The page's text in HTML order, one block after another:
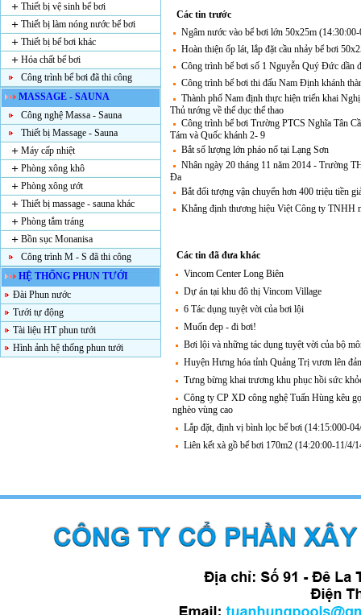
Thiết bị vệ sinh bể bơi
Thiết bị làm nóng nước bể bơi
Thiết bị bể bơi khác
Hóa chất bể bơi
Công trình bể bơi đã thi công
MASSAGE - SAUNA
Công nghệ Massa - Sauna
Thiết bị Massage - Sauna
Máy cấp nhiệt
Phòng xông khô
Phòng xông ướt
Thiết bị massage - sauna khác
Phòng tắm tráng
Bồn sục Monanisa
Công trình M - S đã thi công
HỆ THỐNG PHUN TƯỚI
Đài Phun nước
Tưới tự động
Tài liệu HT phun tưới
Hình ảnh hệ thống phun tưới
Các tin trước
Ngâm nước vào bể bơi lớn 50x25m
Hoàn thiện ốp lát, lắp đặt cầu nhảy bể bơi
Công trình bể bơi số 1 Nguyễn Quý Đức dần
Công trình bể bơi thi đấu Nam Định khánh
Thành phố Nam định thực hiện triển khai
Thủ tướng về thể dục thể thao
Công trình bể bơi Trường PTCS Nghĩa Tân
Tám và Quốc khánh 2- 9
Bắt số lượng lớn pháo nổ tại Lạng Sơn
Nhân ngày 20 tháng 11 năm 2014 - Trường
Đa
Bắt đối tượng vận chuyển hơn 400 triệu tiền
Khẳng định thương hiệu Việt Công ty TNHH
Các tin đã đưa khác
Vincom Center Long Biên
Dự án tại khu đô thị Vincom Village
6 Tác dụng tuyệt vời của bơi lội
Muốn đẹp - đi bơi!
Bơi lội và những tác dụng tuyệt vời của bộ
Huyện Hưng hóa tỉnh Quảng Trị vươn lên
Tưng bừng khai trương khu phục hồi sức
Công ty CP XD công nghệ Tuấn Hùng kêu
nghèo vùng cao
Lắp đặt, định vị bình lọc bể bơi (14:15:000-
Liên kết xà gồ bể bơi 170m2 (14:20:00-11/4/